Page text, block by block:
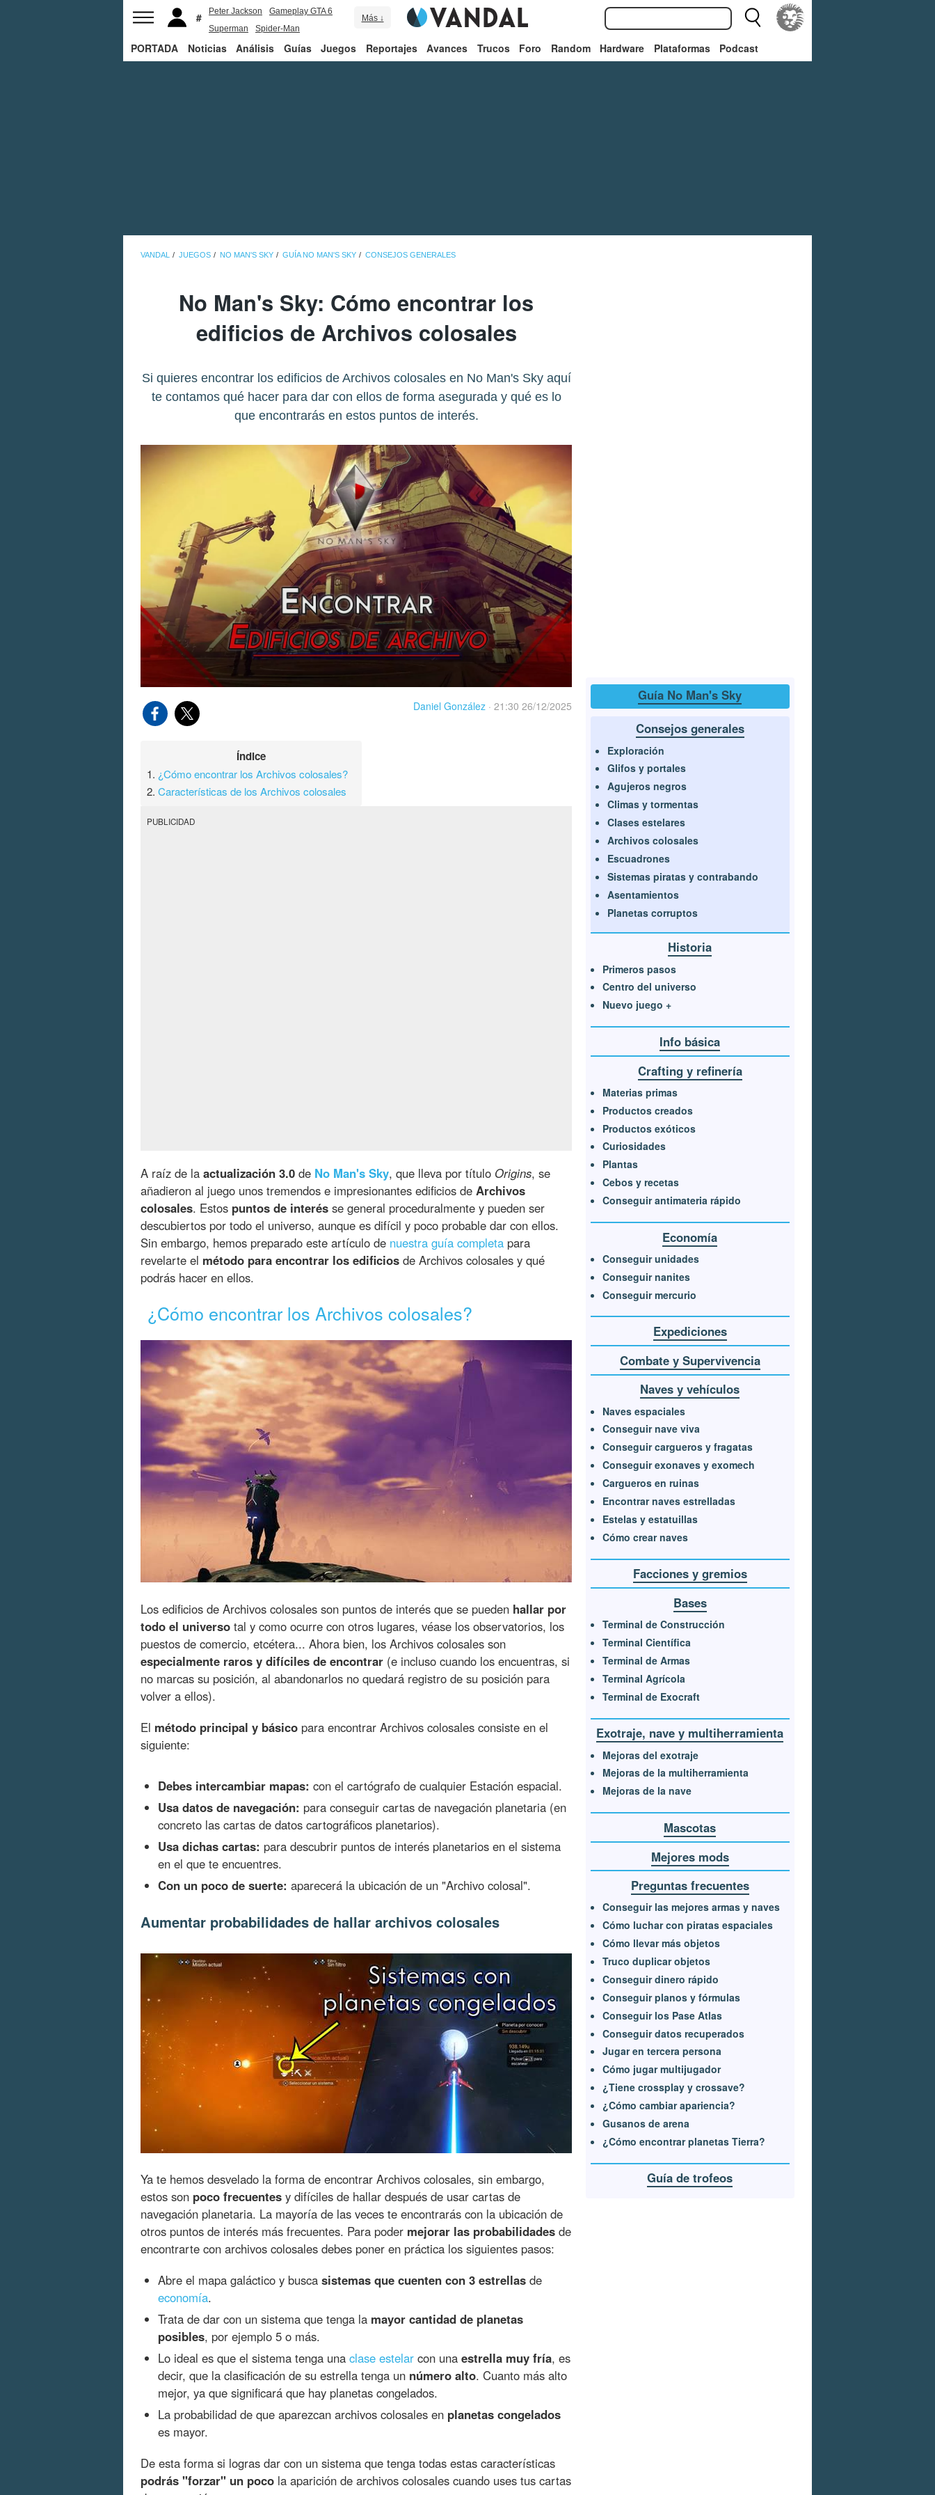
Peter Jackson
Gameplay GTA 6
Superman
Spider-Man
Más ↓
PORTADA Noticias Análisis Guías Juegos Reportajes Avances Trucos Foro Random Hardware Plataformas Podcast
VANDAL JUEGOS NO MAN'S SKY GUÍA NO MAN'S SKY CONSEJOS GENERALES
No Man's Sky: Cómo encontrar los
edificios de Archivos colosales
Si quieres encontrar los edificios de Archivos colosales en No Man's Sky aquí
te contamos qué hacer para dar con ellos de forma asegurada y qué es lo
que encontrarás en estos puntos de interés.
Daniel González · 21:30 26/12/2025
Índice
1. ¿Cómo encontrar los Archivos colosales?
2.Características de los Archivos colosales
PUBLICIDAD
A raíz de la actualización 3.0 de No Man's Sky, que lleva por título Origins, se
añadieron al juego unos tremendos e impresionantes edificios de Archivos
colosales. Estos puntos de interés se general proceduralmente y pueden ser
descubiertos por todo el universo, aunque es difícil y poco probable dar con ellos.
Sin embargo, hemos preparado este artículo de nuestra guía completa para
revelarte el método para encontrar los edificios de Archivos colosales y qué
podrás hacer en ellos.
¿Cómo encontrar los Archivos colosales?
Los edificios de Archivos colosales son puntos de interés que se pueden hallar por
todo el universo tal y como ocurre con otros lugares, véase los observatorios, los
puestos de comercio, etcétera... Ahora bien, los Archivos colosales son
especialmente raros y difíciles de encontrar (e incluso cuando los encuentras, si
no marcas su posición, al abandonarlos no quedará registro de su posición para
volver a ellos).
El método principal y básico para encontrar Archivos colosales consiste en el
siguiente:
Debes intercambiar mapas: con el cartógrafo de cualquier Estación espacial.
Usa datos de navegación: para conseguir cartas de navegación planetaria (en
concreto las cartas de datos cartográficos planetarios).
Usa dichas cartas: para descubrir puntos de interés planetarios en el sistema
en el que te encuentres.
Con un poco de suerte: aparecerá la ubicación de un "Archivo colosal".
Aumentar probabilidades de hallar archivos colosales
Ya te hemos desvelado la forma de encontrar Archivos colosales, sin embargo,
estos son poco frecuentes y difíciles de hallar después de usar cartas de
navegación planetaria. La mayoría de las veces te encontrarás con la ubicación de
otros puntos de interés más frecuentes. Para poder mejorar las probabilidades de
encontrarte con archivos colosales debes poner en práctica los siguientes pasos:
Abre el mapa galáctico y busca sistemas que cuenten con 3 estrellas de
economía.
Trata de dar con un sistema que tenga la mayor cantidad de planetas
posibles, por ejemplo 5 o más.
Lo ideal es que el sistema tenga una clase estelar con una estrella muy fría, es
decir, que la clasificación de su estrella tenga un número alto. Cuanto más alto
mejor, ya que significará que hay planetas congelados.
La probabilidad de que aparezcan archivos colosales en planetas congelados
es mayor.
De esta forma si logras dar con un sistema que tenga todas estas características
podrás "forzar" un poco la aparición de archivos colosales cuando uses tus cartas
Guía No Man's Sky
Consejos generales
Exploración
Glifos y portales
Agujeros negros
Climas y tormentas
Clases estelares
Archivos colosales
Escuadrones
Sistemas piratas y contrabando
Asentamientos
Planetas corruptos
Historia
Primeros pasos
Centro del universo
Nuevo juego +
Info básica
Crafting y refinería
Materias primas
Productos creados
Productos exóticos
Curiosidades
Plantas
Cebos y recetas
Conseguir antimateria rápido
Economía
Conseguir unidades
Conseguir nanites
Conseguir mercurio
Expediciones
Combate y Supervivencia
Naves y vehículos
Naves espaciales
Conseguir nave viva
Conseguir cargueros y fragatas
Conseguir exonaves y exomech
Cargueros en ruinas
Encontrar naves estrelladas
Estelas y estatuillas
Cómo crear naves
Facciones y gremios
Bases
Terminal de Construcción
Terminal Científica
Terminal de Armas
Terminal Agrícola
Terminal de Exocraft
Exotraje, nave y multiherramienta
Mejoras del exotraje
Mejoras de la multiherramienta
Mejoras de la nave
Mascotas
Mejores mods
Preguntas frecuentes
Conseguir las mejores armas y naves
Cómo luchar con piratas espaciales
Cómo llevar más objetos
Truco duplicar objetos
Conseguir dinero rápido
Conseguir planos y fórmulas
Conseguir los Pase Atlas
Conseguir datos recuperados
Jugar en tercera persona
Cómo jugar multijugador
¿Tiene crossplay y crossave?
¿Cómo cambiar apariencia?
Gusanos de arena
¿Cómo encontrar planetas Tierra?
Guía de trofeos